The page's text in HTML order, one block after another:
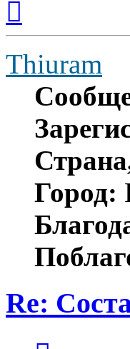
началу
Thiuram
Город:
Re: